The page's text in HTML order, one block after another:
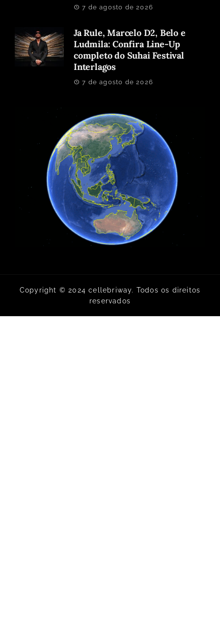
7 de agosto de 2026
Ja Rule, Marcelo D2, Belo e
Ludmila: Confira Line-Up
completo do Suhai Festival
Interlagos
7 de agosto de 2026
Copyright © 2024 cellebriway. Todos os direitos
reservados